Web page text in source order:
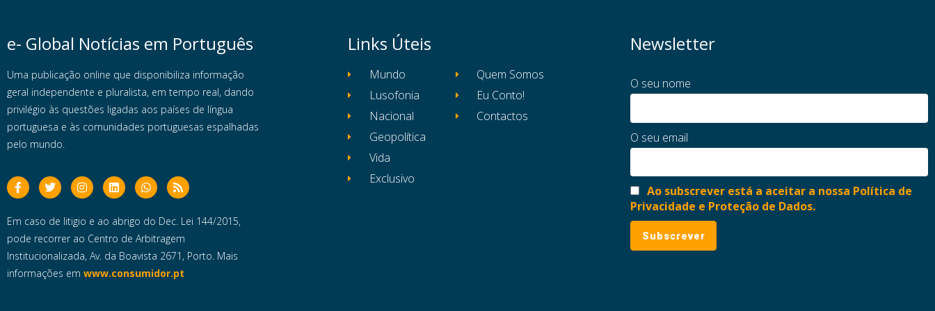
e- Global Notícias em Português
Uma publicação online que disponibiliza informação
geral independente e pluralista, em tempo real, dando
privilégio às questões ligadas aos países de língua
portuguesa e às comunidades portuguesas espalhadas
pelo mundo.
Em caso de litigio e ao abrigo do Dec. Lei 144/2015,
pode recorrer ao Centro de Arbitragem
Institucionalizada, Av. da Boavista 2671, Porto. Mais
informações em www.consumidor.pt
Links Úteis
Mundo
Lusofonia
Nacional
Geopolítica
Vida
Exclusivo
Quem Somos
Eu Conto!
Contactos
Newsletter
O seu nome
O seu email
Ao subscrever está a aceitar a nossa Política de
Privacidade e Proteção de Dados.